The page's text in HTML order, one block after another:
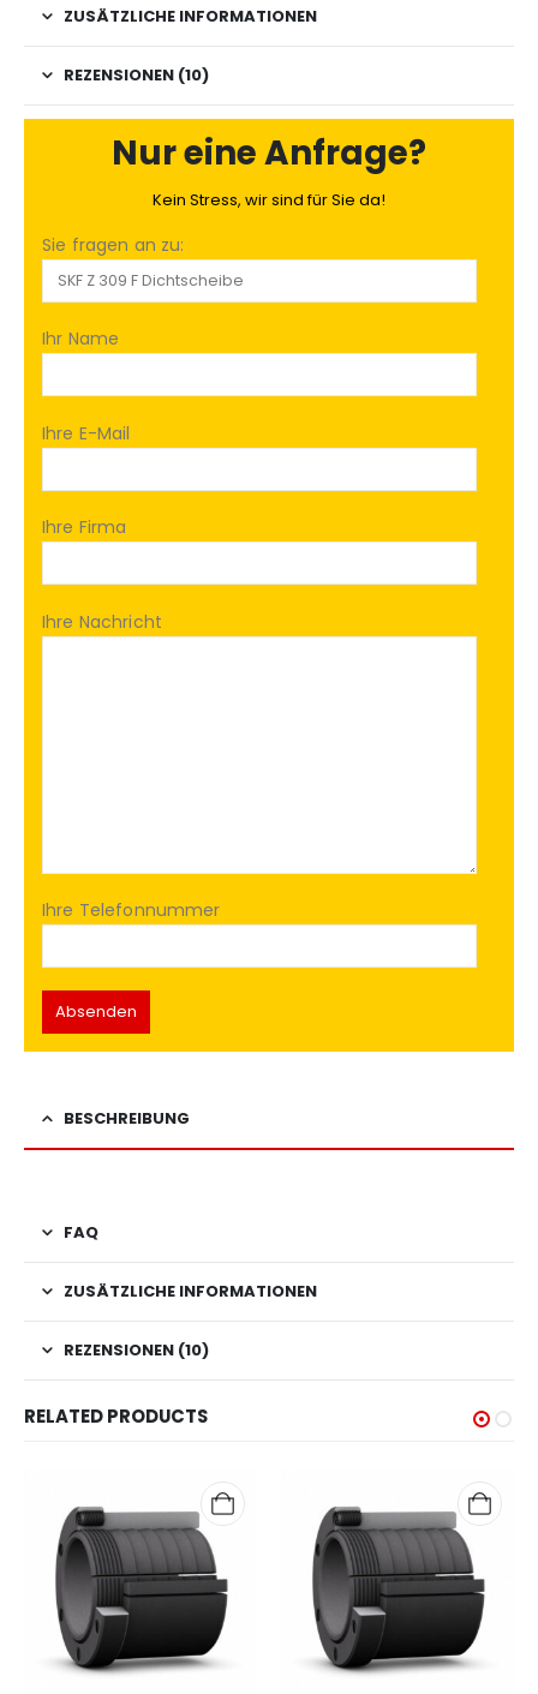
ZUSÄTZLICHE INFORMATIONEN
REZENSIONEN (10)
Nur eine Anfrage?
Kein Stress, wir sind für Sie da!
Sie fragen an zu:
Ihr Name
Ihre E-Mail
Ihre Firma
Ihre Nachricht
Ihre Telefonnummer
BESCHREIBUNG
FAQ
ZUSÄTZLICHE INFORMATIONEN
REZENSIONEN (10)
RELATED PRODUCTS